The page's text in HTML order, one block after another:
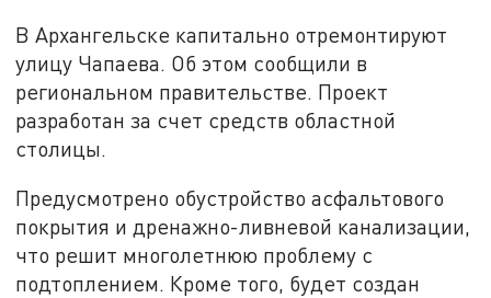
В Архангельске капитально отремонтируют
улицу Чапаева. Об этом сообщили в
региональном правительстве. Проект
разработан за счет средств областной
столицы.
Предусмотрено обустройство асфальтового
покрытия и дренажно-ливневой канализации,
что решит многолетнюю проблему с
подтоплением. Кроме того, будет создан